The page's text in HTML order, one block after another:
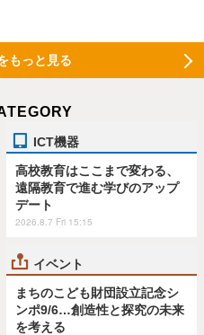
もっと見る
ICT機器
高校教育はここまで変わる、
遠隔教育で進む学びのアップ
デート
2026.8.7 Fri 15:15
イベント
まちのこども財団設立記念シ
ンポ9/6…創造性と探究の未来
を考える